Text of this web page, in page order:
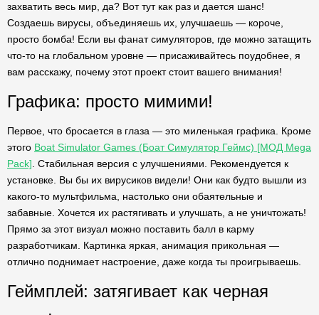
захватить весь мир, да? Вот тут как раз и дается шанс!
Создаешь вирусы, объединяешь их, улучшаешь — короче,
просто бомба! Если вы фанат симуляторов, где можно затащить
что-то на глобальном уровне — присаживайтесь поудобнее, я
вам расскажу, почему этот проект стоит вашего внимания!
Графика: просто мимими!
Первое, что бросается в глаза — это миленькая графика. Кроме
этого Boat Simulator Games (Боат Симулятор Геймс) [МОД Mega
Pack] . Стабильная версия с улучшениями. Рекомендуется к
установке. Вы бы их вирусиков видели! Они как будто вышли из
какого-то мультфильма, настолько они обаятельные и
забавные. Хочется их растягивать и улучшать, а не уничтожать!
Прямо за этот визуал можно поставить балл в карму
разработчикам. Картинка яркая, анимация прикольная —
отлично поднимает настроение, даже когда ты проигрываешь.
Геймплей: затягивает как черная